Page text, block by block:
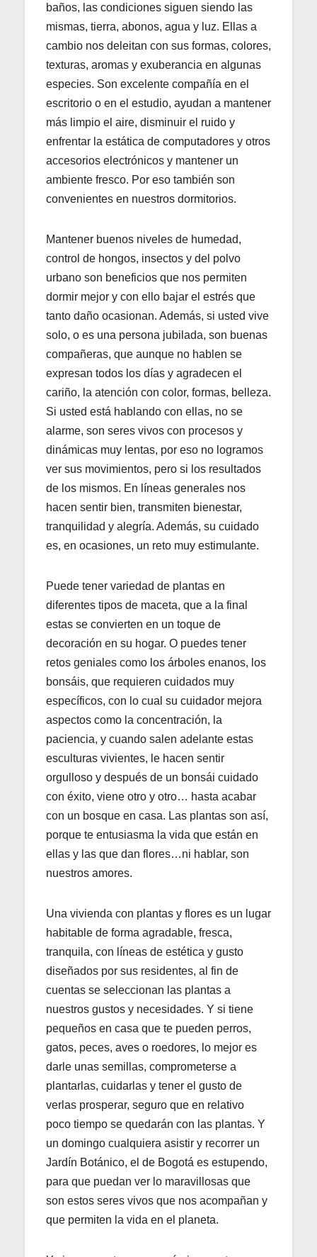
baños, las condiciones siguen siendo las
mismas, tierra, abonos, agua y luz. Ellas a
cambio nos deleitan con sus formas, colores,
texturas, aromas y exuberancia en algunas
especies. Son excelente compañía en el
escritorio o en el estudio, ayudan a mantener
más limpio el aire, disminuir el ruido y
enfrentar la estática de computadores y otros
accesorios electrónicos y mantener un
ambiente fresco. Por eso también son
convenientes en nuestros dormitorios.
Mantener buenos niveles de humedad,
control de hongos, insectos y del polvo
urbano son beneficios que nos permiten
dormir mejor y con ello bajar el estrés que
tanto daño ocasionan. Además, si usted vive
solo, o es una persona jubilada, son buenas
compañeras, que aunque no hablen se
expresan todos los días y agradecen el
cariño, la atención con color, formas, belleza.
Si usted está hablando con ellas, no se
alarme, son seres vivos con procesos y
dinámicas muy lentas, por eso no logramos
ver sus movimientos, pero si los resultados
de los mismos. En líneas generales nos
hacen sentir bien, transmiten bienestar,
tranquilidad y alegría. Además, su cuidado
es, en ocasiones, un reto muy estimulante.
Puede tener variedad de plantas en
diferentes tipos de maceta, que a la final
estas se convierten en un toque de
decoración en su hogar. O puedes tener
retos geniales como los árboles enanos, los
bonsáis, que requieren cuidados muy
específicos, con lo cual su cuidador mejora
aspectos como la concentración, la
paciencia, y cuando salen adelante estas
esculturas vivientes, le hacen sentir
orgulloso y después de un bonsái cuidado
con éxito, viene otro y otro… hasta acabar
con un bosque en casa. Las plantas son así,
porque te entusiasma la vida que están en
ellas y las que dan flores…ni hablar, son
nuestros amores.
Una vivienda con plantas y flores es un lugar
habitable de forma agradable, fresca,
tranquila, con líneas de estética y gusto
diseñados por sus residentes, al fin de
cuentas se seleccionan las plantas a
nuestros gustos y necesidades. Y si tiene
pequeños en casa que te pueden perros,
gatos, peces, aves o roedores, lo mejor es
darle unas semillas, comprometerse a
plantarlas, cuidarlas y tener el gusto de
verlas prosperar, seguro que en relativo
poco tiempo se quedarán con las plantas. Y
un domingo cualquiera asistir y recorrer un
Jardín Botánico, el de Bogotá es estupendo,
para que puedan ver lo maravillosas que
son estos seres vivos que nos acompañan y
que permiten la vida en el planeta.